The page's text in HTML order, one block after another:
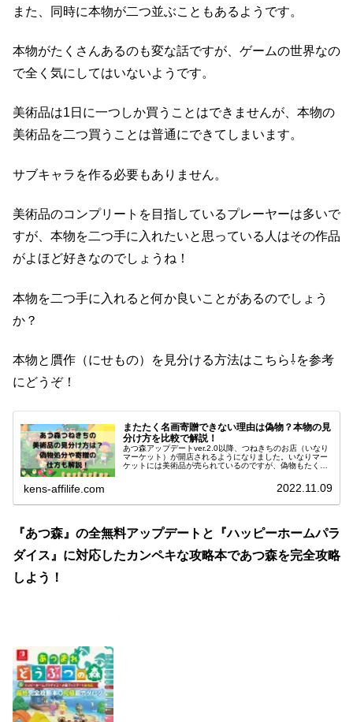
また、同時に本物が二つ並ぶこともあるようです。
本物がたくさんあるのも変な話ですが、ゲームの世界なの
で全く気にしてはいないようです。
美術品は1日に一つしか買うことはできませんが、本物の
美術品を二つ買うことは普通にできてしまいます。
サブキャラを作る必要もありません。
美術品のコンプリートを目指しているプレーヤーは多いで
すが、本物を二つ手に入れたいと思っている人はその作品
がよほど好きなのでしょうね！
本物を二つ手に入れると何か良いことがあるのでしょう
か？
本物と贋作（にせもの）を見分ける方法はこちら⇩を参考
にどうぞ！
またたく名画寄贈できない理由は偽物？本物の見
分け方を比較で解説！
あつ森アップデートver.2.0以降、つねきちのお店（いなり
マーケット）が開店されるようになりました。いなりマー
ケットには美術品が売られているのですが、偽物もたくさ
kens-affilife.com 2022.11.09
『あつ森』の全無料アップデートと『ハッピーホームパラ
ダイス』に対応したカンペキな攻略本であつ森を完全攻略
しよう！